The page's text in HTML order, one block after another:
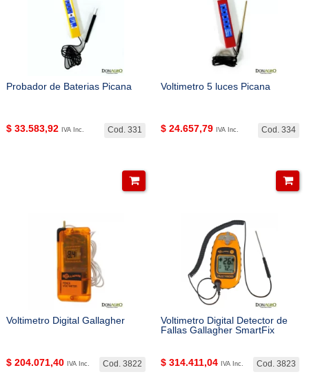
Probador de Baterias Picana
Cod. 331
$ 33.583,92 IVA Inc.
Voltimetro 5 luces Picana
Cod. 334
$ 24.657,79 IVA Inc.
Voltimetro Digital Gallagher
Cod. 3822
$ 204.071,40 IVA Inc.
Voltimetro Digital Detector de
Fallas Gallagher SmartFix
Cod. 3823
$ 314.411,04 IVA Inc.